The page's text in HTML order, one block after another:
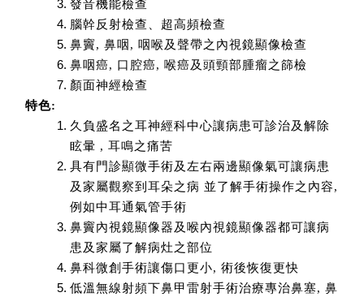
發音機能檢查
腦幹反射檢查、超高頻檢查
鼻竇, 鼻咽, 咽喉及聲帶之內視鏡顯像檢查
鼻咽癌, 口腔癌, 喉癌及頭頸部腫瘤之篩檢
顏面神經檢查
特色:
久負盛名之耳神經科中心讓病患可診治及解除
眩暈 , 耳鳴之痛苦
具有門診顯微手術及左右兩邊顯像氣可讓病患
及家屬觀察到耳朵之病 並了解手術操作之內容,
例如中耳通氣管手術
鼻竇內視鏡顯像器及喉內視鏡顯像器都可讓病
患及家屬了解病灶之部位
鼻科微創手術讓傷口更小, 術後恢復更快
低溫無線射頻下鼻甲雷射手術治療專治鼻塞, 鼻